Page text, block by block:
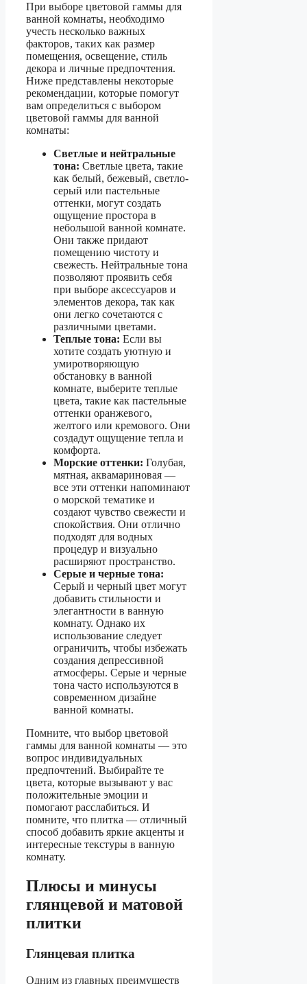
При выборе цветовой гаммы для
ванной комнаты, необходимо
учесть несколько важных
факторов, таких как размер
помещения, освещение, стиль
декора и личные предпочтения.
Ниже представлены некоторые
рекомендации, которые помогут
вам определиться с выбором
цветовой гаммы для ванной
комнаты:
Светлые и нейтральные
тона: Светлые цвета, такие
как белый, бежевый, светло-
серый или пастельные
оттенки, могут создать
ощущение простора в
небольшой ванной комнате.
Они также придают
помещению чистоту и
свежесть. Нейтральные тона
позволяют проявить себя
при выборе аксессуаров и
элементов декора, так как
они легко сочетаются с
различными цветами.
Теплые тона: Если вы
хотите создать уютную и
умиротворяющую
обстановку в ванной
комнате, выберите теплые
цвета, такие как пастельные
оттенки оранжевого,
желтого или кремового. Они
создадут ощущение тепла и
комфорта.
Морские оттенки: Голубая,
мятная, аквамариновая —
все эти оттенки напоминают
о морской тематике и
создают чувство свежести и
спокойствия. Они отлично
подходят для водных
процедур и визуально
расширяют пространство.
Серые и черные тона:
Серый и черный цвет могут
добавить стильности и
элегантности в ванную
комнату. Однако их
использование следует
ограничить, чтобы избежать
создания депрессивной
атмосферы. Серые и черные
тона часто используются в
современном дизайне
ванной комнаты.
Помните, что выбор цветовой
гаммы для ванной комнаты — это
вопрос индивидуальных
предпочтений. Выбирайте те
цвета, которые вызывают у вас
положительные эмоции и
помогают расслабиться. И
помните, что плитка — отличный
способ добавить яркие акценты и
интересные текстуры в ванную
комнату.
Плюсы и минусы
глянцевой и матовой
плитки
Глянцевая плитка
Одним из главных преимуществ